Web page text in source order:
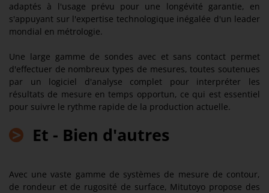
adaptés à l'usage prévu pour une longévité garantie, en
s'appuyant sur l'expertise technologique inégalée d'un leader
mondial en métrologie.
Une large gamme de sondes avec et sans contact permet
d'effectuer de nombreux types de mesures, toutes soutenues
par un logiciel d'analyse complet pour interpréter les
résultats de mesure en temps opportun, ce qui est essentiel
pour suivre le rythme rapide de la production actuelle.
> Et - Bien d'autres
Avec une vaste gamme de systèmes de mesure de contour,
de rondeur et de rugosité de surface, Mitutoyo propose des